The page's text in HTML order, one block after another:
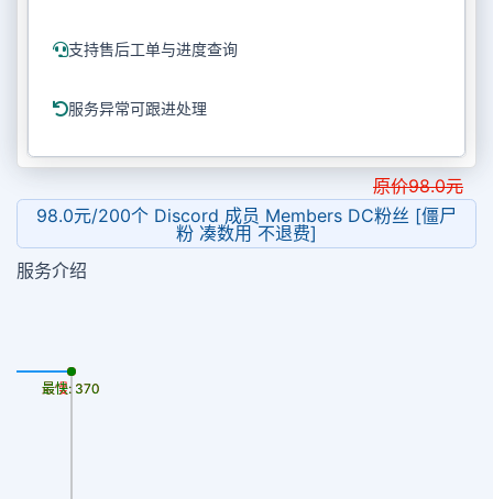
支持售后工单与进度查询
服务异常可跟进处理
原价98.0元
98.0元/200个 Discord 成员 Members DC粉丝 [僵尸
粉 凑数用 不退费]
服务介绍
最慢: 370
最快: 370